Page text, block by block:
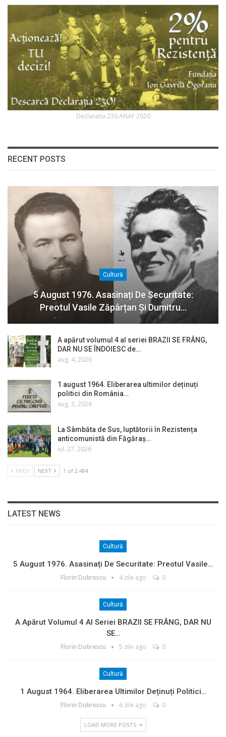
Declaratia 230 ANAF 2020
RECENT POSTS
Cultură
5 August 1976. Asasinați De Securitate:
Preotul Vasile Zăpârțan Și Dumitru…
A apărut volumul 4 al seriei BRAZII SE FRÂNG,
DAR NU SE ÎNDOIESC de…
aug. 4, 2026
1 august 1964. Eliberarea ultimilor deținuți
politici din România…
aug. 3, 2026
La Sâmbăta de Sus, luptătorii în Rezistența
anticomunistă din Făgăraș…
iul. 27, 2026
PREV NEXT 1 of 2.484
LATEST NEWS
Cultură
5 August 1976. Asasinați De Securitate: Preotul Vasile…
Florin Dobrescu 4 zile ago 0
Cultură
A Apărut Volumul 4 Al Seriei BRAZII SE FRÂNG, DAR NU
SE…
Florin Dobrescu 5 zile ago 0
Cultură
1 August 1964. Eliberarea Ultimilor Deținuți Politici…
Florin Dobrescu 6 zile ago 0
LOAD MORE POSTS